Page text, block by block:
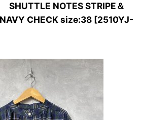
NOTES STRIPE＆
CHECK size:38 [2510YJ-